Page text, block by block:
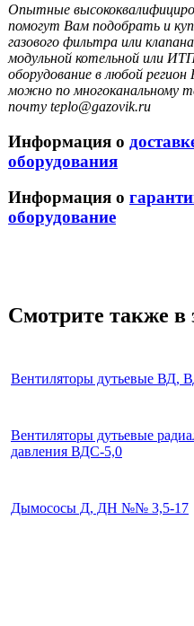
Опытные
помогут Вам подобрать и
газового фильтра или
модульной котельной или
оборудование в любой
можно по многоканальному
почту teplo@gazovik.ru
Информация о
оборудования
Информация о
оборудование
Смотрите также в
Вентиляторы дутьевые
Вентиляторы дутьевые
давления ВДС-5,0
Дымососы Д, ДН №№ 3,5-17